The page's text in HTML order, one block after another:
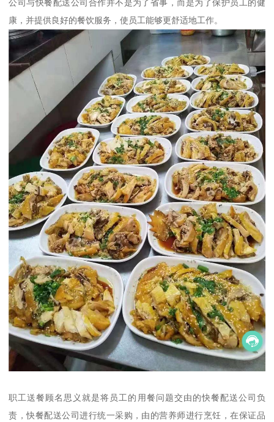
公司与快餐配送公司合作并不是为了省事，而是为了保护员工的健
康，并提供良好的餐饮服务，使员工能够更舒适地工作。
职工送餐顾名思义就是将员工的用餐问题交由的快餐配送公司负
责，快餐配送公司进行统一采购，由的营养师进行烹饪，在保证品